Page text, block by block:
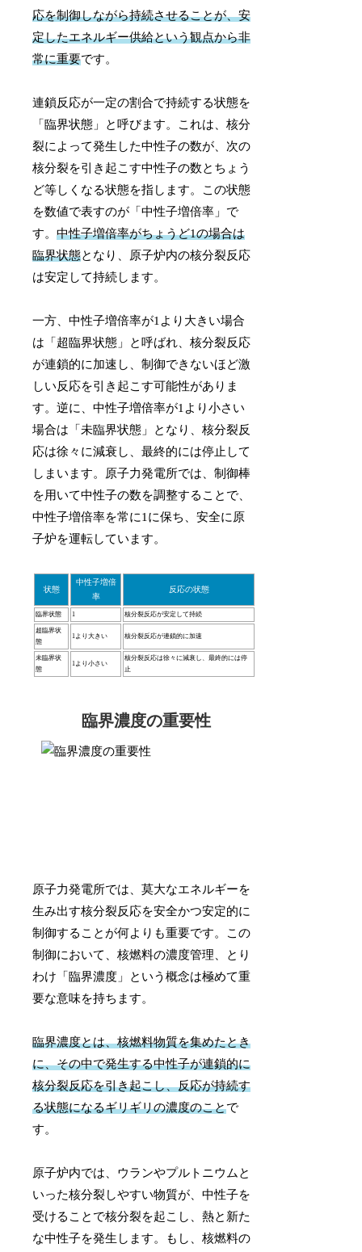
応を制御しながら持続させることが、安
定したエネルギー供給という観点から非
常に重要です。
連鎖反応が一定の割合で持続する状態を
「臨界状態」と呼びます。これは、核分
裂によって発生した中性子の数が、次の
核分裂を引き起こす中性子の数とちょう
ど等しくなる状態を指します。この状態
を数値で表すのが「中性子増倍率」で
す。中性子増倍率がちょうど1の場合は
臨界状態となり、原子炉内の核分裂反応
は安定して持続します。
一方、中性子増倍率が1より大きい場合
は「超臨界状態」と呼ばれ、核分裂反応
が連鎖的に加速し、制御できないほど激
しい反応を引き起こす可能性がありま
す。逆に、中性子増倍率が1より小さい
場合は「未臨界状態」となり、核分裂反
応は徐々に減衰し、最終的には停止して
しまいます。原子力発電所では、制御棒
を用いて中性子の数を調整することで、
中性子増倍率を常に1に保ち、安全に原
子炉を運転しています。
状態
中性子増倍
率
反応の状態
臨界状態 1 核分裂反応が安定して持続
超臨界状
態
1より大きい 核分裂反応が連鎖的に加速
未臨界状
態
1より小さい
核分裂反応は徐々に減衰し、最終的には停
止
臨界濃度の重要性
原子力発電所では、莫大なエネルギーを
生み出す核分裂反応を安全かつ安定的に
制御することが何よりも重要です。この
制御において、核燃料の濃度管理、とり
わけ「臨界濃度」という概念は極めて重
要な意味を持ちます。
臨界濃度とは、核燃料物質を集めたとき
に、その中で発生する中性子が連鎖的に
核分裂反応を引き起こし、反応が持続す
る状態になるギリギリの濃度のことで
す。
原子炉内では、ウランやプルトニウムと
いった核分裂しやすい物質が、中性子を
受けることで核分裂を起こし、熱と新た
な中性子を発生します。もし、核燃料の